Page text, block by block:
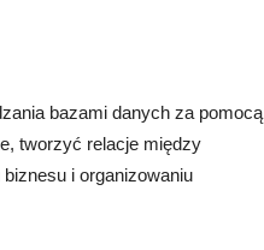
bazami danych za pomocą
tworzyć relacje między
i organizowaniu